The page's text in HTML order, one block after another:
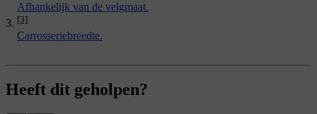
Afhankelijk van de velgmaat.
[3]
Carrosseriebreedte.
Heeft dit geholpen?